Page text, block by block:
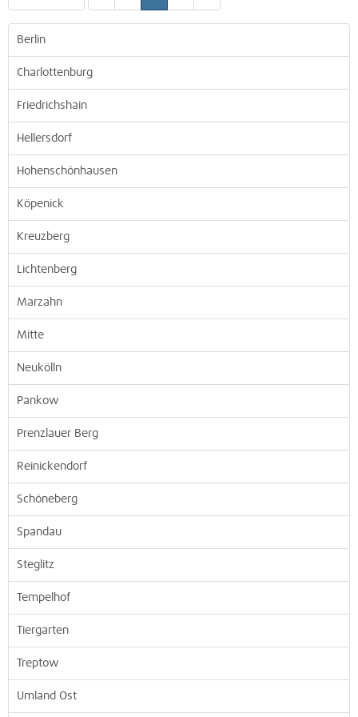
Berlin
Charlottenburg
Friedrichshain
Hellersdorf
Hohenschönhausen
Köpenick
Kreuzberg
Lichtenberg
Marzahn
Mitte
Neukölln
Pankow
Prenzlauer Berg
Reinickendorf
Schöneberg
Spandau
Steglitz
Tempelhof
Tiergarten
Treptow
Umland Ost